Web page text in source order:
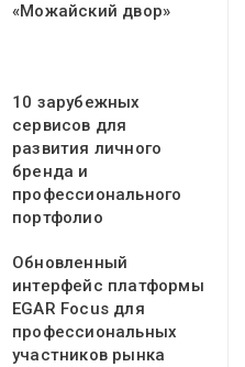
«Можайский двор»
10 зарубежных
сервисов для
развития личного
бренда и
профессионального
портфолио
Обновленный
интерфейс платформы
EGAR Focus для
профессиональных
участников рынка